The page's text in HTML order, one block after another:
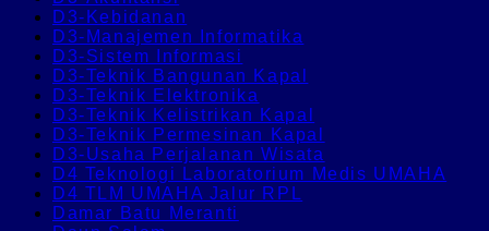
D3-Kebidanan
D3-Manajemen Informatika
D3-Sistem Informasi
D3-Teknik Bangunan Kapal
D3-Teknik Elektronika
D3-Teknik Kelistrikan Kapal
D3-Teknik Permesinan Kapal
D3-Usaha Perjalanan Wisata
D4 Teknologi Laboratorium Medis UMAHA
D4 TLM UMAHA Jalur RPL
Damar Batu Meranti